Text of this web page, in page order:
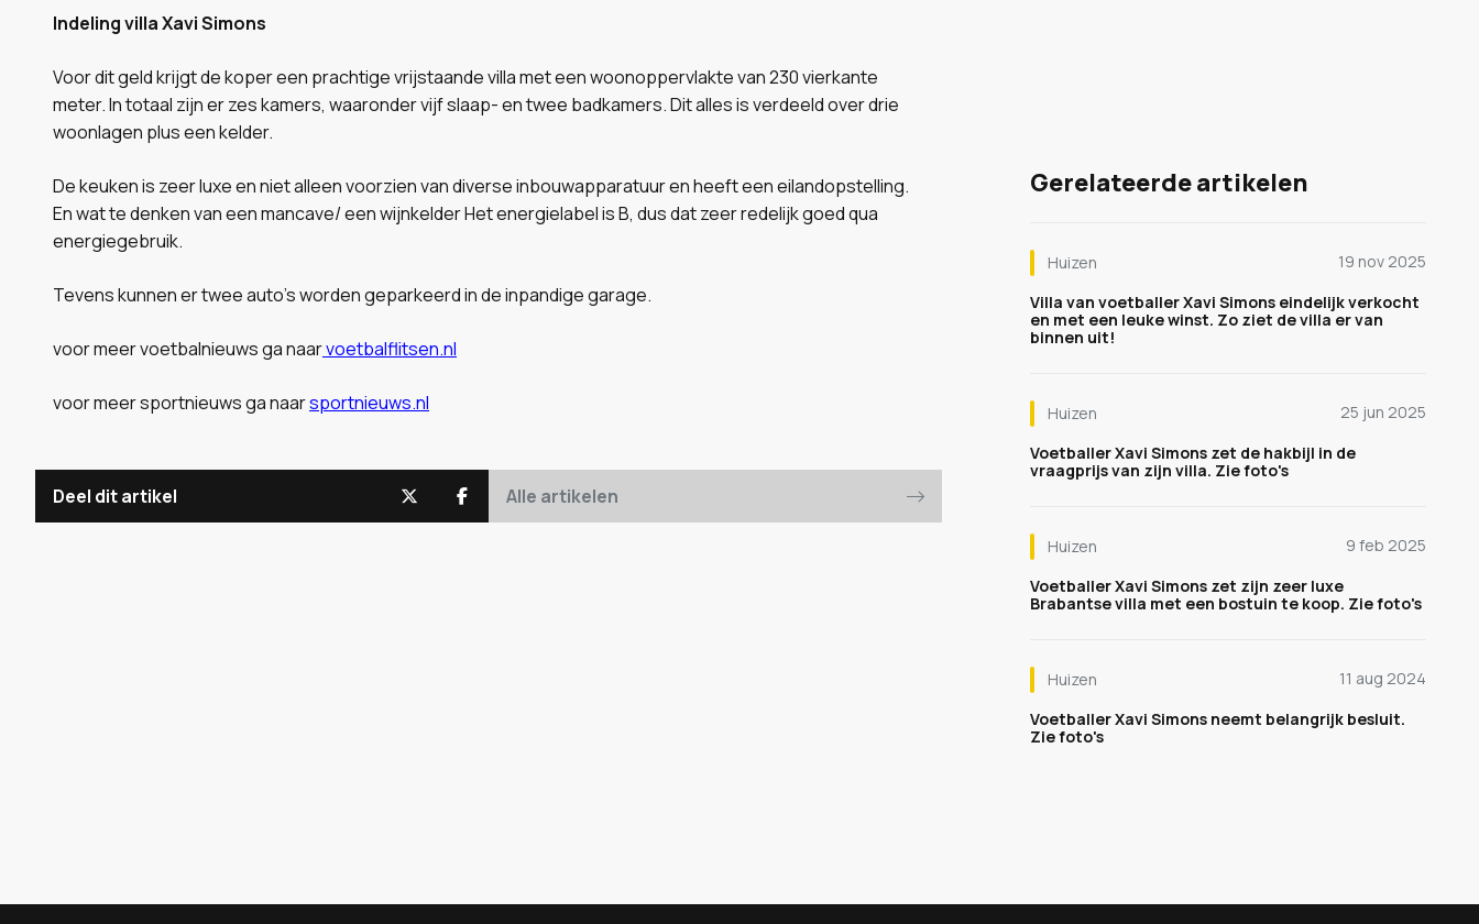
Indeling villa Xavi Simons
Voor dit geld krijgt de koper een prachtige vrijstaande villa met een woonoppervlakte van 230 vierkante
meter. In totaal zijn er zes kamers, waaronder vijf slaap- en twee badkamers. Dit alles is verdeeld over drie
woonlagen plus een kelder.
De keuken is zeer luxe en niet alleen voorzien van diverse inbouwapparatuur en heeft een eilandopstelling.
En wat te denken van een mancave/ een wijnkelder Het energielabel is B, dus dat zeer redelijk goed qua
energiegebruik.
Tevens kunnen er twee auto’s worden geparkeerd in de inpandige garage.
voor meer voetbalnieuws ga naarvoetbalflitsen.nl
voor meer sportnieuws ga naarsportnieuws.nl
Deel dit artikel Alle artikelen
Gerelateerde artikelen
Huizen
19 nov 2025
Villa van voetballer Xavi Simons eindelijk verkocht
en met een leuke winst. Zo ziet de villa er van
binnen uit!
Huizen
25 jun 2025
Voetballer Xavi Simons zet de hakbijl in de
vraagprijs van zijn villa. Zie foto's
Huizen
9 feb 2025
Voetballer Xavi Simons zet zijn zeer luxe
Brabantse villa met een bostuin te koop. Zie foto's
Huizen
11 aug 2024
Voetballer Xavi Simons neemt belangrijk besluit.
Zie foto's